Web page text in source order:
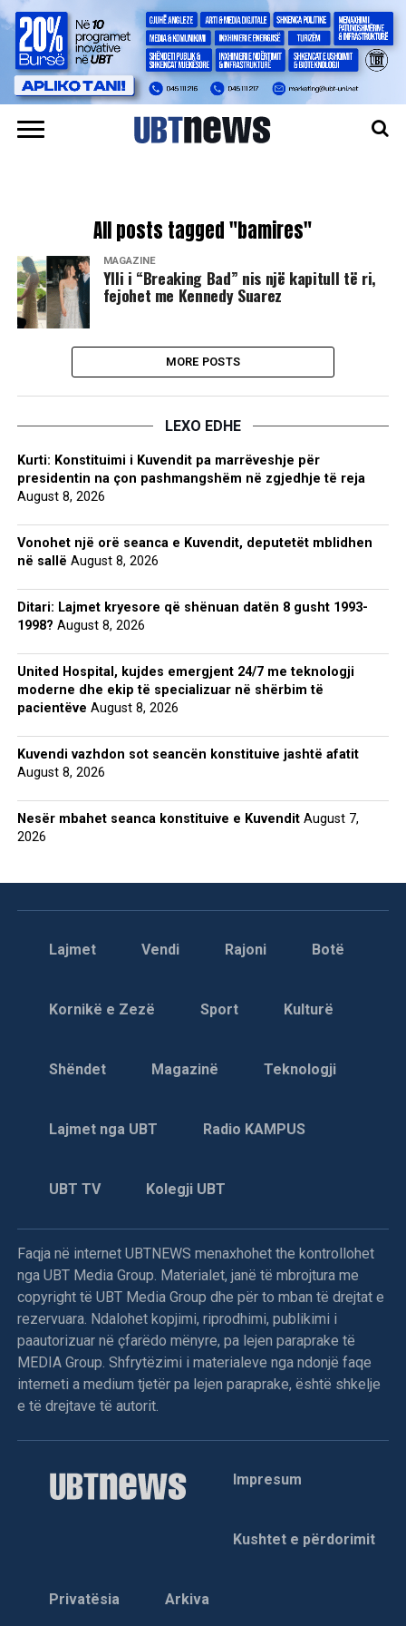
All posts tagged "bamires"
MAGAZINË
Ylli i “Breaking Bad” nis një kapitull të ri,
fejohet me Kennedy Suarez
MORE POSTS
LEXO EDHE
Kurti: Konstituimi i Kuvendit pa marrëveshje për
presidentin na çon pashmangshëm në zgjedhje të reja
August 8, 2026
Vonohet një orë seanca e Kuvendit, deputetët mblidhen
në sallë August 8, 2026
Ditari: Lajmet kryesore që shënuan datën 8 gusht 1993-
1998? August 8, 2026
United Hospital, kujdes emergjent 24/7 me teknologji
moderne dhe ekip të specializuar në shërbim të
pacientëve August 8, 2026
Kuvendi vazhdon sot seancën konstituive jashtë afatit
August 8, 2026
Nesër mbahet seanca konstituive e Kuvendit August 7,
2026
Lajmet Vendi Rajoni Botë
Kornikë e Zezë Sport Kulturë
Shëndet Magazinë Teknologji
Lajmet nga UBT Radio KAMPUS
UBT TV Kolegji UBT
Faqja në internet UBTNEWS menaxhohet the kontrollohet
nga UBT Media Group. Materialet, janë të mbrojtura me
copyright të UBT Media Group dhe për to mban të drejtat e
rezervuara. Ndalohet kopjimi, riprodhimi, publikimi i
paautorizuar në çfarëdo mënyre, pa lejen paraprake të
MEDIA Group. Shfrytëzimi i materialeve nga ndonjë faqe
interneti a medium tjetër pa lejen paraprake, është shkelje
e të drejtave të autorit.
Impresum
Kushtet e përdorimit
Privatësia Arkiva